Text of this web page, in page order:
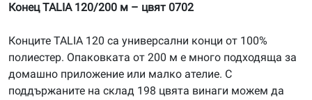
-
0702
Конец TALIA 120/200 м – цвят 0702
Конците TALIA 120 са универсални конци от 100%
полиестер. Опаковката от 200 м е много подходяща за
домашно приложение или малко ателие. С
поддържаните на склад 198 цвята винаги можем да